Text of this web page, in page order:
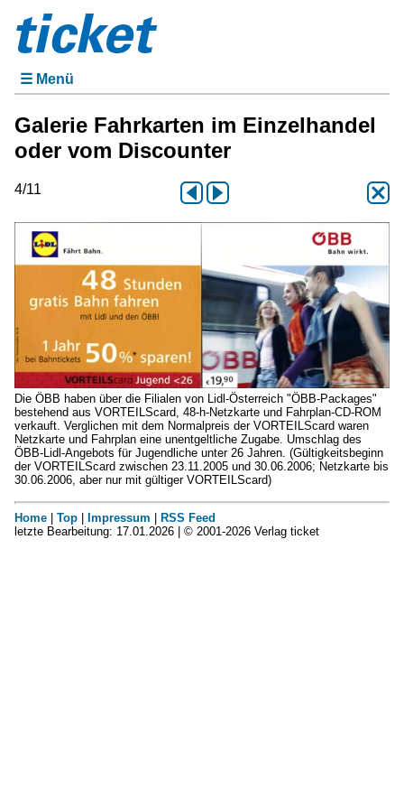
☰ Menü
Galerie Fahrkarten im Einzelhandel
oder vom Discounter
4/11
Die ÖBB haben über die Filialen von Lidl-Österreich "ÖBB-Packages"
bestehend aus VORTEILScard, 48-h-Netzkarte und Fahrplan-CD-ROM
verkauft. Verglichen mit dem Normalpreis der VORTEILScard waren
Netzkarte und Fahrplan eine unentgeltliche Zugabe. Umschlag des
ÖBB-Lidl-Angebots für Jugendliche unter 26 Jahren. (Gültigkeitsbeginn
der VORTEILScard zwischen 23.11.2005 und 30.06.2006; Netzkarte bis
30.06.2006, aber nur mit gültiger VORTEILScard)
Home | Top | Impressum | RSS Feed
letzte Bearbeitung: 17.01.2026 | © 2001-2026 Verlag ticket